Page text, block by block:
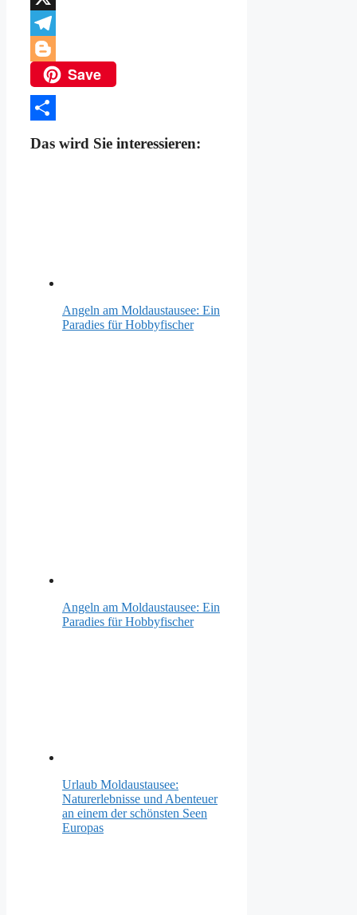
X
Telegram
BloggerSave
Das wird Sie interessieren:
Angeln am Moldaustausee: Ein
Paradies für Hobbyfischer
Angeln am Moldaustausee: Ein
Paradies für Hobbyfischer
Urlaub Moldaustausee:
Naturerlebnisse und Abenteuer
an einem der schönsten Seen
Europas